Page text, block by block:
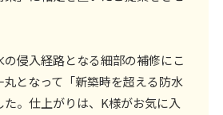
侵入経路となる細部の補修にこ
となって「新築時を超える防水
た。仕上がりは、K様がお気に入